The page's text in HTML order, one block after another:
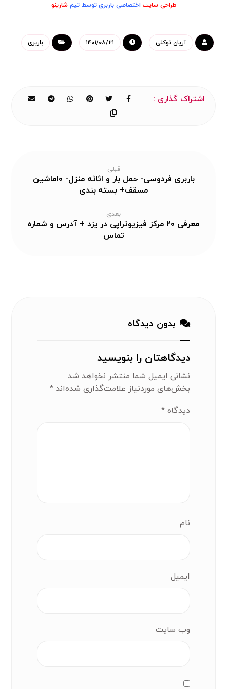
طراحی سایت اختصاصی باربری توسط تیم شارینو
آریان توکلی ۱۴۰۱/۰۸/۲۱ باربری
قبلی
باربری فردوسی- حمل بار و اثاثه منزل- ۱۰ماشین
مسقف+ بسته بندی
بعدی
معرفی ۲۰ مرکز فیزیوتراپی در یزد + آدرس و شماره
تماس
بدون دیدگاه
دیدگاهتان را بنویسید
نشانی ایمیل شما منتشر نخواهد شد.
بخش‌های موردنیاز علامت‌گذاری شده‌اند*
دیدگاه*
نام
ایمیل
وب‌ سایت